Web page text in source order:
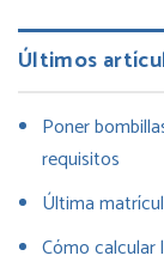
Últimos
Poner
requisitos
Última
Cómo calcular